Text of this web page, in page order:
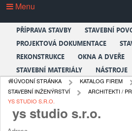
Menu
PŘÍPRAVA STAVBY
STAVEBNÍ
PROJEKTOVÁ DOKUMENTACE
REKONSTRUKCE
OKNA A DVEŘE
STAVEBNÍ MATERIÁLY
NÁSTROJE
ÚVODNÍ STRÁNKA
KATALOG FIREM
STAVEBNÍ INŽENÝRSTVÍ
ARCHITEKTI /
YS STUDIO S.R.O.
ys studio s.r.o.